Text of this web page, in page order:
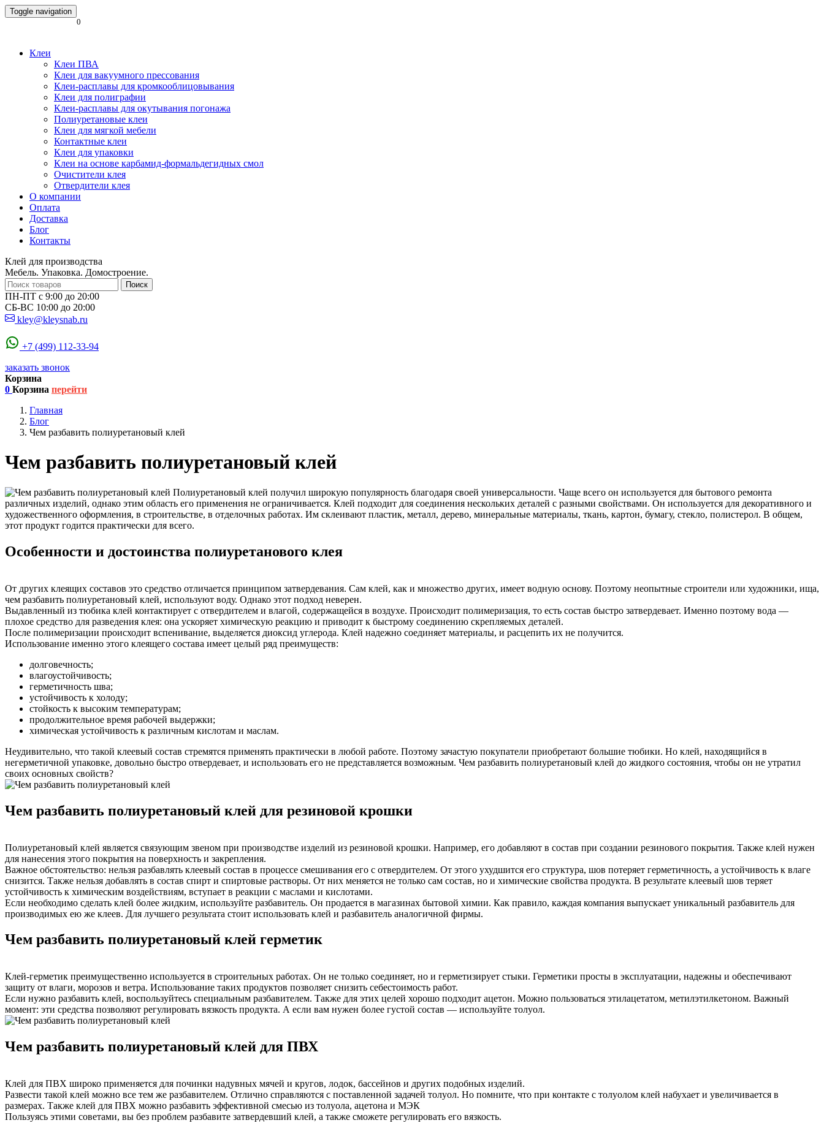
Toggle navigation
0
Клеи
Клеи ПВА
Клеи для вакуумного прессования
Клеи-расплавы для кромкооблицовывания
Клеи для полиграфии
Клеи-расплавы для окутывания погонажа
Полиуретановые клеи
Клеи для мягкой мебели
Контактные клеи
Клеи для упаковки
Клеи на основе карбамид-формальдегидных смол
Очистители клея
Отвердители клея
О компании
Оплата
Доставка
Блог
Контакты
Клей для производства
Мебель. Упаковка. Домостроение.
Поиск
ПН-ПТ с 9:00 до 20:00
СБ-ВС 10:00 до 20:00
kley@kleysnab.ru
+7 (499) 112-33-94
заказать звонок
Корзина
0 Корзина перейти
Главная
Блог
Чем разбавить полиуретановый клей
Чем разбавить полиуретановый клей
Полиуретановый клей получил широкую популярность благодаря своей универсальности. Чаще всего он используется для бытового ремонта
различных изделий, однако этим область его применения не ограничивается. Клей подходит для соединения нескольких деталей с разными свойствами. Он используется для декоративного и
художественного оформления, в строительстве, в отделочных работах. Им склеивают пластик, металл, дерево, минеральные материалы, ткань, картон, бумагу, стекло, полистерол. В общем,
этот продукт годится практически для всего.
Особенности и достоинства полиуретанового клея
От других клеящих составов это средство отличается принципом затвердевания. Сам клей, как и множество других, имеет водную основу. Поэтому неопытные строители или художники, ища,
чем разбавить полиуретановый клей, используют воду. Однако этот подход неверен.
Выдавленный из тюбика клей контактирует с отвердителем и влагой, содержащейся в воздухе. Происходит полимеризация, то есть состав быстро затвердевает. Именно поэтому вода —
плохое средство для разведения клея: она ускоряет химическую реакцию и приводит к быстрому соединению скрепляемых деталей.
После полимеризации происходит вспенивание, выделяется диоксид углерода. Клей надежно соединяет материалы, и расцепить их не получится.
Использование именно этого клеящего состава имеет целый ряд преимуществ:
долговечность;
влагоустойчивость;
герметичность шва;
устойчивость к холоду;
стойкость к высоким температурам;
продолжительное время рабочей выдержки;
химическая устойчивость к различным кислотам и маслам.
Неудивительно, что такой клеевый состав стремятся применять практически в любой работе. Поэтому зачастую покупатели приобретают большие тюбики. Но клей, находящийся в
негерметичной упаковке, довольно быстро отвердевает, и использовать его не представляется возможным. Чем разбавить полиуретановый клей до жидкого состояния, чтобы он не утратил
своих основных свойств?
Чем разбавить полиуретановый клей для резиновой крошки
Полиуретановый клей является связующим звеном при производстве изделий из резиновой крошки. Например, его добавляют в состав при создании резинового покрытия. Также клей нужен
для нанесения этого покрытия на поверхность и закрепления.
Важное обстоятельство: нельзя разбавлять клеевый состав в процессе смешивания его с отвердителем. От этого ухудшится его структура, шов потеряет герметичность, а устойчивость к влаге
снизится. Также нельзя добавлять в состав спирт и спиртовые растворы. От них меняется не только сам состав, но и химические свойства продукта. В результате клеевый шов теряет
устойчивость к химическим воздействиям, вступает в реакции с маслами и кислотами.
Если необходимо сделать клей более жидким, используйте разбавитель. Он продается в магазинах бытовой химии. Как правило, каждая компания выпускает уникальный разбавитель для
производимых ею же клеев. Для лучшего результата стоит использовать клей и разбавитель аналогичной фирмы.
Чем разбавить полиуретановый клей герметик
Клей-герметик преимущественно используется в строительных работах. Он не только соединяет, но и герметизирует стыки. Герметики просты в эксплуатации, надежны и обеспечивают
защиту от влаги, морозов и ветра. Использование таких продуктов позволяет снизить себестоимость работ.
Если нужно разбавить клей, воспользуйтесь специальным разбавителем. Также для этих целей хорошо подходит ацетон. Можно пользоваться этилацетатом, метилэтилкетоном. Важный
момент: эти средства позволяют регулировать вязкость продукта. А если вам нужен более густой состав — используйте толуол.
Чем разбавить полиуретановый клей для ПВХ
Клей для ПВХ широко применяется для починки надувных мячей и кругов, лодок, бассейнов и других подобных изделий.
Развести такой клей можно все тем же разбавителем. Отлично справляются с поставленной задачей толуол. Но помните, что при контакте с толуолом клей набухает и увеличивается в
размерах. Также клей для ПВХ можно разбавить эффективной смесью из толуола, ацетона и МЭК
Пользуясь этими советами, вы без проблем разбавите затвердевший клей, а также сможете регулировать его вязкость.